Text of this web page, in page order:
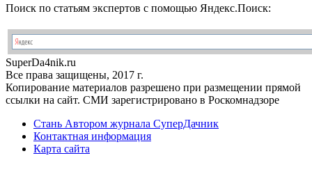
Поиск по статьям экспертов с помощью Яндекс.Поиск:
SuperDa4nik.ru
Все права защищены, 2017 г.
Копирование материалов разрешено при размещении прямой
ссылки на сайт. СМИ зарегистрировано в Роскомнадзоре
Стань Автором журнала СуперДачник
Контактная информация
Карта сайта